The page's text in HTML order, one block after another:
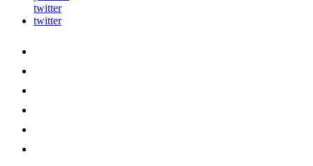
twitter
twitter